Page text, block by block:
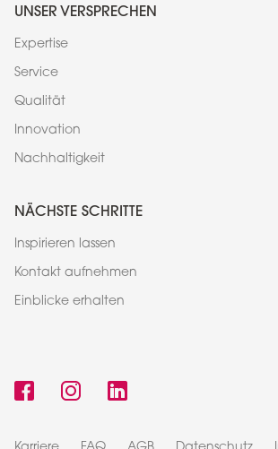
UNSER VERSPRECHEN
Expertise
Service
Qualität
Innovation
Nachhaltigkeit
NÄCHSTE SCHRITTE
Inspirieren lassen
Kontakt aufnehmen
Einblicke erhalten